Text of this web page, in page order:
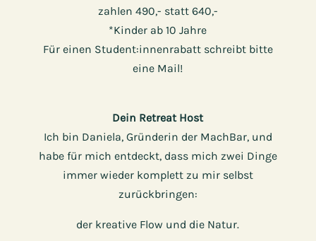
zahlen 490,- statt 640,-
*Kinder ab 10 Jahre
Für einen Student:innenrabatt schreibt bitte
eine Mail!
Dein Retreat Host
Ich bin Daniela, Gründerin der MachBar, und
habe ​für mich entdeckt, dass mich zwei Dinge
immer ​wieder komplett zu mir selbst
zurückbringen:
der kreative Flow und die Natur.